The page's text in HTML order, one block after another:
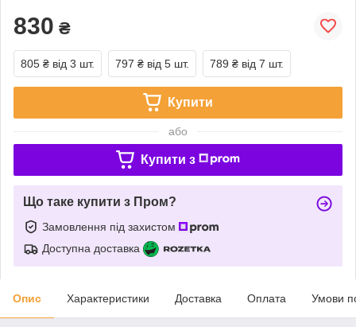
830 ₴
805 ₴ від 3 шт. 797 ₴ від 5 шт. 789 ₴ від 7 шт.
Купити
або
Купити з
Що таке купити з Пром?
Замовлення під захистом
Доступна доставка
Опис Характеристики Доставка Оплата Умови